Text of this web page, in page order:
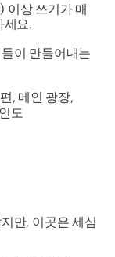
이상 쓰기가 매
세요.
이 만들어내는
, 메인 광장,
도
만, 이곳은 세심